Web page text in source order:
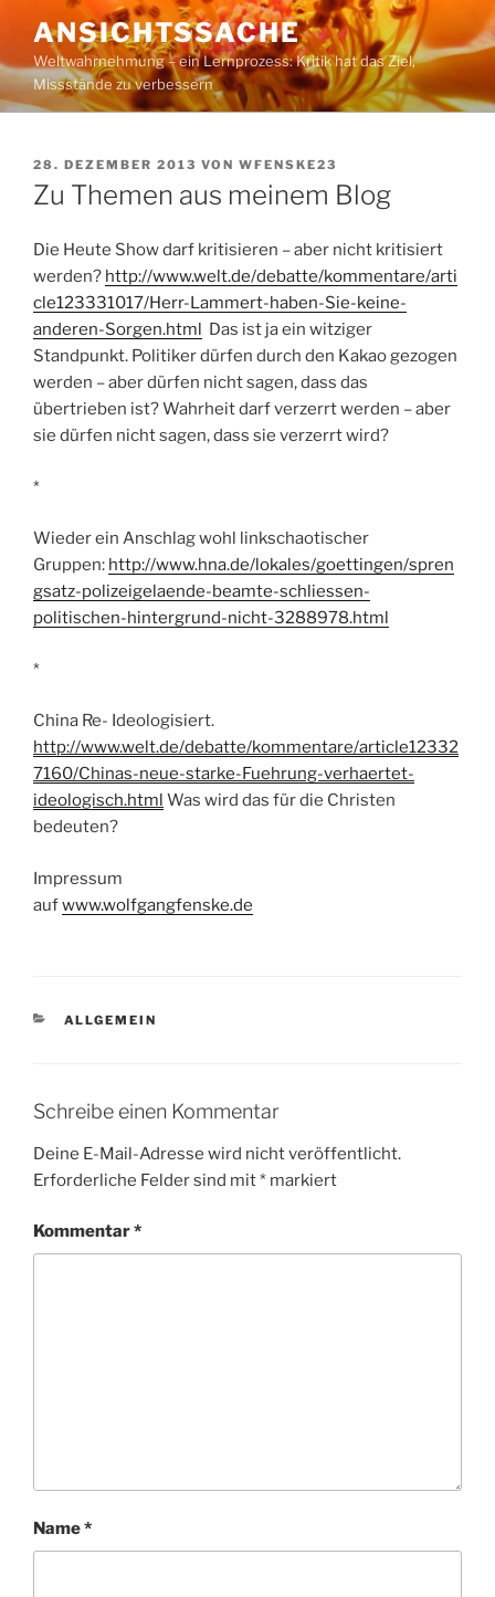
Inhalt
springen
ANSICHTSSACHE
Weltwahrnehmung – ein Lernprozess: Kritik hat das Ziel,
Missstände zu verbessern
VERÖFFENTLICHT
AM
28. DEZEMBER 2013 VON WFENSKE23
Zu Themen aus meinem Blog
Die Heute Show darf kritisieren – aber nicht kritisiert
werden? http://www.welt.de/debatte/kommentare/arti
cle123331017/Herr-Lammert-haben-Sie-keine-
anderen-Sorgen.html Das ist ja ein witziger
Standpunkt. Politiker dürfen durch den Kakao gezogen
werden – aber dürfen nicht sagen, dass das
übertrieben ist? Wahrheit darf verzerrt werden – aber
sie dürfen nicht sagen, dass sie verzerrt wird?
*
Wieder ein Anschlag wohl linkschaotischer
Gruppen: http://www.hna.de/lokales/goettingen/spren
gsatz-polizeigelaende-beamte-schliessen-
politischen-hintergrund-nicht-3288978.html
*
China Re- Ideologisiert.
http://www.welt.de/debatte/kommentare/article12332
7160/Chinas-neue-starke-Fuehrung-verhaertet-
ideologisch.html Was wird das für die Christen
bedeuten?
Impressum
aufwww.wolfgangfenske.de
KATEGORIEN
ALLGEMEIN
Schreibe einen Kommentar
Deine E-Mail-Adresse wird nicht veröffentlicht.
Erforderliche Felder sind mit* markiert
Kommentar*
Name*